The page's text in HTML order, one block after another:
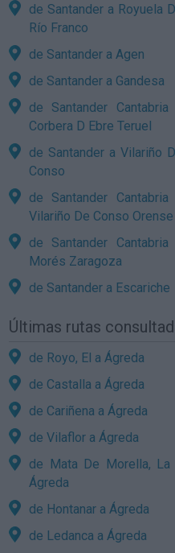
de Santander a Royuela
Río Franco
de Santander a Agen
de Santander a Gandesa
de Santander Cantabria
Corbera D Ebre Teruel
de Santander a Vilariño
Conso
de Santander Cantabria
Vilariño De Conso Orense
de Santander Cantabria
Morés Zaragoza
de Santander a Escariche
Últimas rutas
de Royo, El a Ágreda
de Castalla a Ágreda
de Cariñena a Ágreda
de Vilaflor a Ágreda
de Mata De Morella, La
Ágreda
de Hontanar a Ágreda
de Ledanca a Ágreda